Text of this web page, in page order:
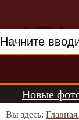
Новые
Вы здесь: